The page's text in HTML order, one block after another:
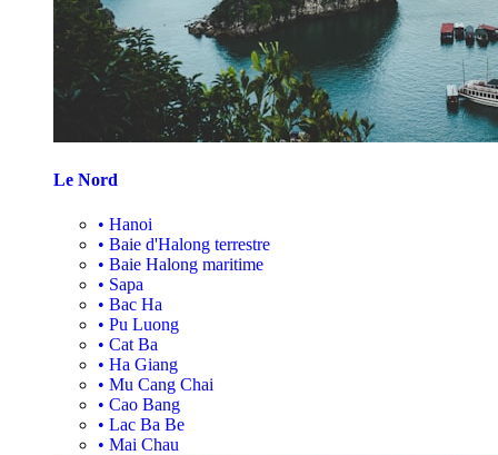
Le Nord
• Hanoi
• Baie d'Halong terrestre
• Baie Halong maritime
• Sapa
• Bac Ha
• Pu Luong
• Cat Ba
• Ha Giang
• Mu Cang Chai
• Cao Bang
• Lac Ba Be
• Mai Chau